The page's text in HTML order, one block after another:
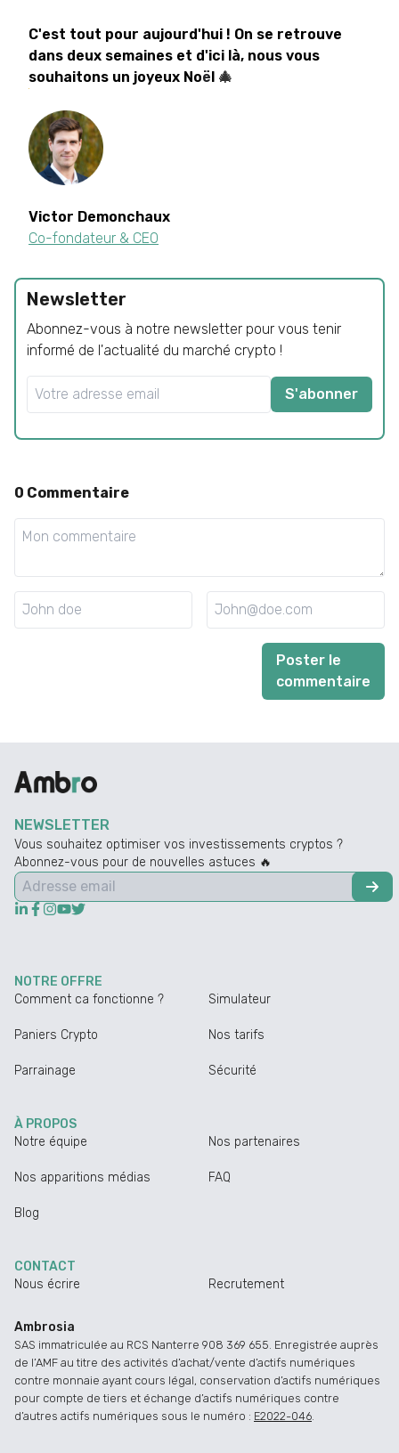
C'est tout pour aujourd'hui ! On se retrouve
dans deux semaines et d'ici là, nous vous
souhaitons un joyeux Noël 🎄
Victor Demonchaux
Co-fondateur & CEO
Newsletter
Abonnez-vous à notre newsletter pour vous tenir
informé de l'actualité du marché crypto !
S'abonner
0 Commentaire
Poster le
commentaire
NEWSLETTER
Vous souhaitez optimiser vos investissements cryptos ?
Abonnez-vous pour de nouvelles astuces 🔥
NOTRE OFFRE
Comment ca fonctionne ?
Simulateur
Paniers Crypto Nos tarifs
Parrainage Sécurité
À PROPOS
Notre équipe
Nos partenaires
Nos apparitions médias FAQ
Blog
CONTACT
Nous écrire
Recrutement
Ambrosia
SAS immatriculée au RCS Nanterre 908 369 655. Enregistrée auprès
de l’AMF au titre des activités d’achat/vente d’actifs numériques
contre monnaie ayant cours légal, conservation d’actifs numériques
pour compte de tiers et échange d’actifs numériques contre
d’autres actifs numériques sous le numéro : E2022-046.